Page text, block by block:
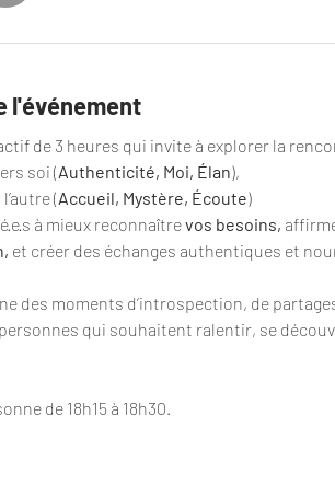
l'événement
de 3 heures qui invite à explorer la
soi (
Authenticité, Moi, Élan),
(
Accueil, Mystère, Écoute)
à mieux reconnaître vos besoins,
et créer des échanges authentiques et
des moments d’introspection, de
qui souhaitent ralentir, se
de 18h15 à 18h30.